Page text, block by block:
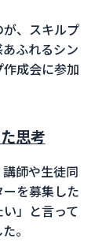
、スキルプ
ふれるシン
成会に参加
思考
師や生徒同
を募集した
」と言って
。